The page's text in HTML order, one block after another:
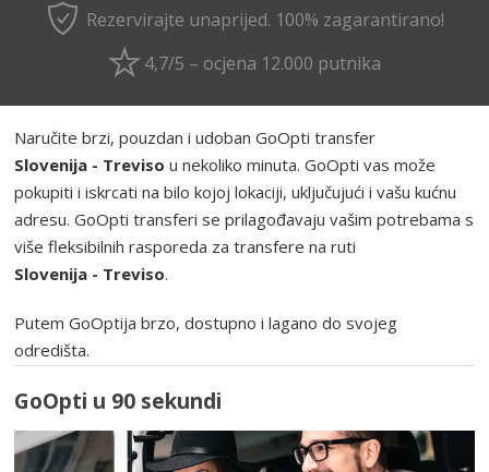
Rezervirajte unaprijed. 100% zagarantirano!
4,7/5 – ocjena 12.000 putnika
Naručite brzi, pouzdan i udoban GoOpti transfer
Slovenija - Treviso u nekoliko minuta. GoOpti vas može
pokupiti i iskrcati na bilo kojoj lokaciji, uključujući i vašu kućnu
adresu. GoOpti transferi se prilagođavaju vašim potrebama s
više fleksibilnih rasporeda za transfere na ruti
Slovenija - Treviso.
Putem GoOptija brzo, dostupno i lagano do svojeg
odredišta.
GoOpti u 90 sekundi